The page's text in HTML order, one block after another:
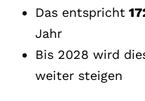
Das entspricht
Jahr
Bis 2028 wird
weiter steigen